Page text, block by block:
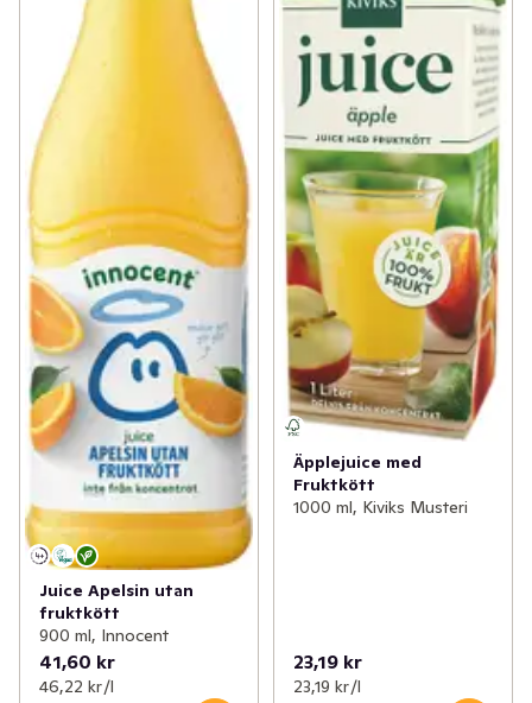
Juice Apelsin utan
fruktkött
900 ml, Innocent
41,60 kr
46,22 kr /l
Äpplejuice med
Fruktkött
1000 ml, Kiviks Musteri
23,19 kr
23,19 kr /l